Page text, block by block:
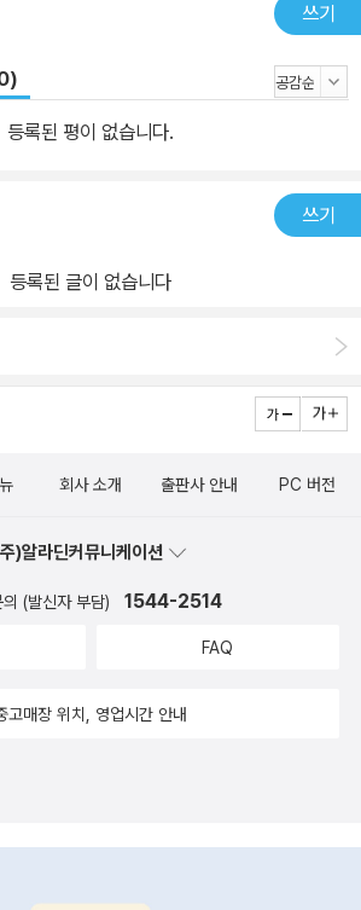
쓰기
등록된 평이 없습니다.
쓰기
등록된 글이 없습니다
회사 소개 출판사 안내 PC 버전
)알라딘커뮤니케이션
의 (발신자 부담) 1544-2514
FAQ
고매장 위치, 영업시간 안내